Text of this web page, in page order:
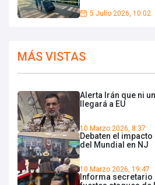
5 Julio 2026, 10:02
MÁS VISTAS
Alerta Irán que ni
llegará a EU
10 Marzo 2026, 8:37
Debaten el
del Mundial en NJ
10 Marzo 2026, 19:47
Informa